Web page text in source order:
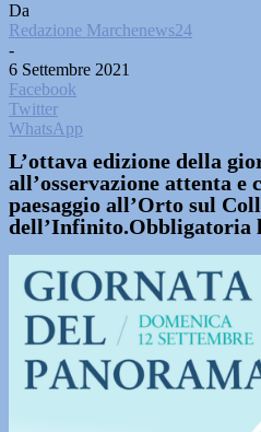
Da
Redazione Marchenews24
-
6 Settembre 2021
Facebook
Twitter
WhatsApp
L’ottava edizione della
all’osservazione attenta e
paesaggio all’Orto sul
dell’Infinito.Obbligatoria